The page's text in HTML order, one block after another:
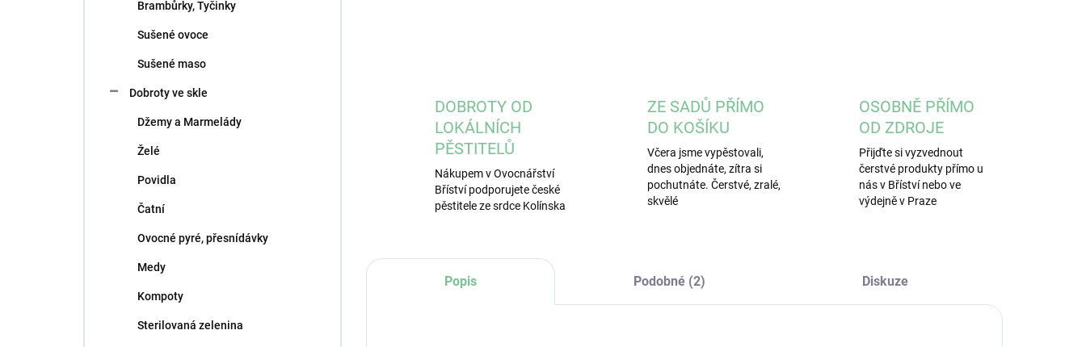
Brambůrky, Tyčinky
Sušené ovoce
Sušené maso
Dobroty ve skle
Džemy a Marmelády
Želé
Povidla
Čatní
Ovocné pyré, přesnídávky
Medy
Kompoty
Sterilovaná zelenina
DOBROTY OD
LOKÁLNÍCH
PĚSTITELŮ
Nákupem v Ovocnářství
Bříství podporujete české
pěstitele ze srdce Kolínska
ZE SADŮ PŘÍMO
DO KOŠÍKU
Včera jsme vypěstovali,
dnes objednáte, zítra si
pochutnáte. Čerstvé, zralé,
skvělé
OSOBNĚ PŘÍMO
OD ZDROJE
Přijďte si vyzvednout
čerstvé produkty přímo u
nás v Bříství nebo ve
výdejně v Praze
Popis Podobné (2) Diskuze